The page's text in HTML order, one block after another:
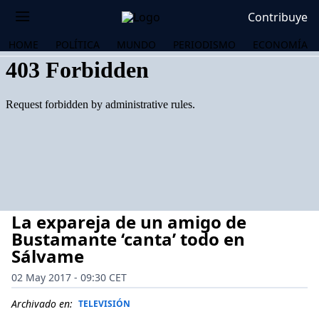
Contribuye
HOME POLÍTICA MUNDO PERIODISMO ECONOMÍA
La expareja de un amigo de
Bustamante ‘canta’ todo en
Sálvame
02 May 2017 - 09:30 CET
Archivado en: TELEVISIÓN